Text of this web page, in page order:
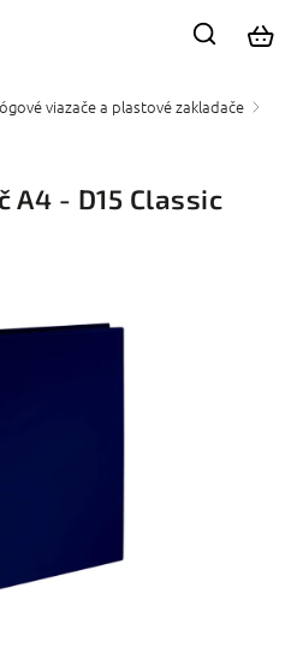
viazače a plastové zakladače /
- D15 Classic